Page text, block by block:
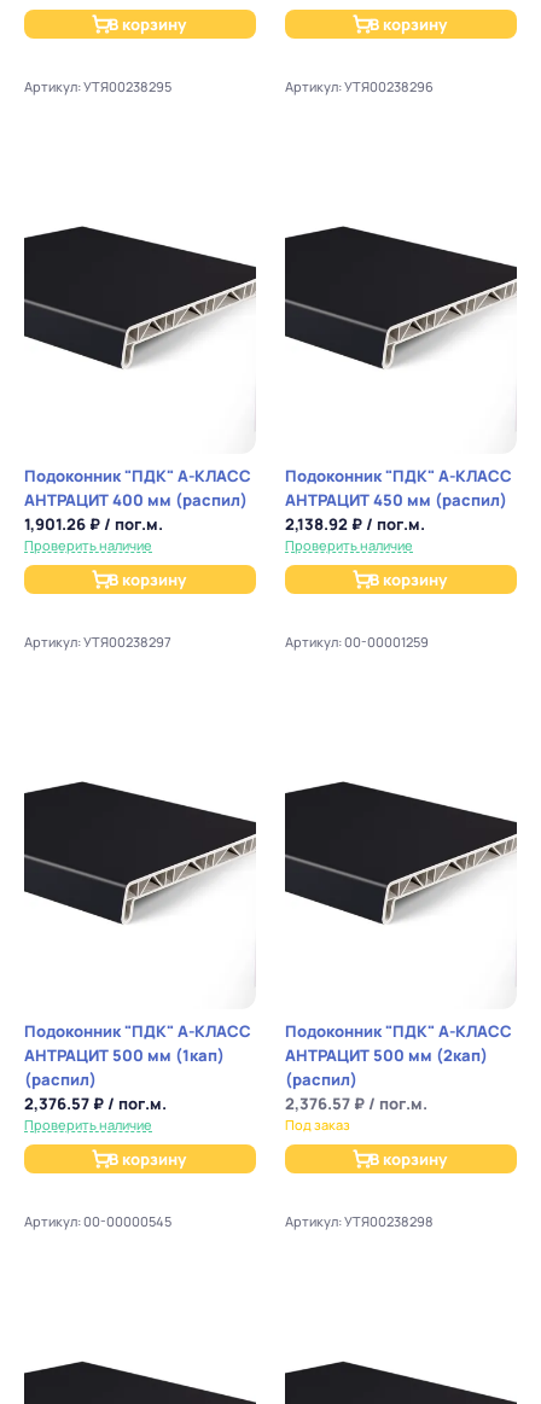
В корзину В корзину
Артикул: УТЯ00238295
Подоконник "ПДК" А-КЛАСС
АНТРАЦИТ 400 мм (распил)
1,901.26 ₽ / пог.м.
Проверить наличие
В корзину
Артикул: УТЯ00238296
Подоконник "ПДК" А-КЛАСС
АНТРАЦИТ 450 мм (распил)
2,138.92 ₽ / пог.м.
Проверить наличие
В корзину
Артикул: УТЯ00238297
Подоконник "ПДК" А-КЛАСС
АНТРАЦИТ 500 мм (1кап)
(распил)
2,376.57 ₽ / пог.м.
Проверить наличие
В корзину
Артикул: 00-00001259
Подоконник "ПДК" А-КЛАСС
АНТРАЦИТ 500 мм (2кап)
(распил)
2,376.57 ₽ / пог.м.
Под заказ
В корзину
Артикул: 00-00000545 Артикул: УТЯ00238298